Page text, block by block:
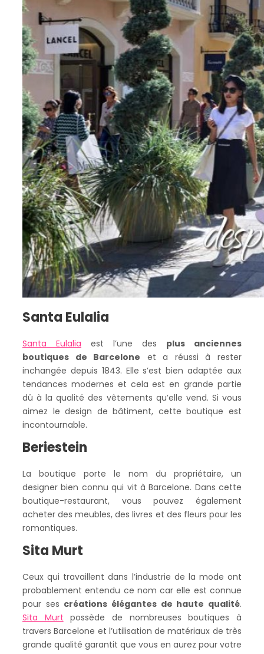
Santa Eulalia
Santa Eulalia est l’une des plus anciennes
boutiques de Barcelone et a réussi à rester
inchangée depuis 1843. Elle s’est bien adaptée aux
tendances modernes et cela est en grande partie
dû à la qualité des vêtements qu’elle vend. Si vous
aimez le design de bâtiment, cette boutique est
incontournable.
Beriestein
La boutique porte le nom du propriétaire, un
designer bien connu qui vit à Barcelone. Dans cette
boutique-restaurant, vous pouvez également
acheter des meubles, des livres et des fleurs pour les
romantiques.
Sita Murt
Ceux qui travaillent dans l’industrie de la mode ont
probablement entendu ce nom car elle est connue
pour ses créations élégantes de haute qualité.
Sita Murt possède de nombreuses boutiques à
travers Barcelone et l’utilisation de matériaux de très
grande qualité garantit que vous en aurez pour votre